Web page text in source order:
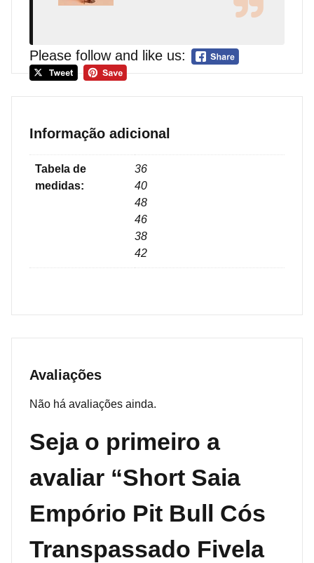
Please follow and like us:
Informação adicional
Tabela de
medidas:
36
40
48
46
38
42
Avaliações
Não há avaliações ainda.
Seja o primeiro a
avaliar “Short Saia
Empório Pit Bull Cós
Transpassado Fivela